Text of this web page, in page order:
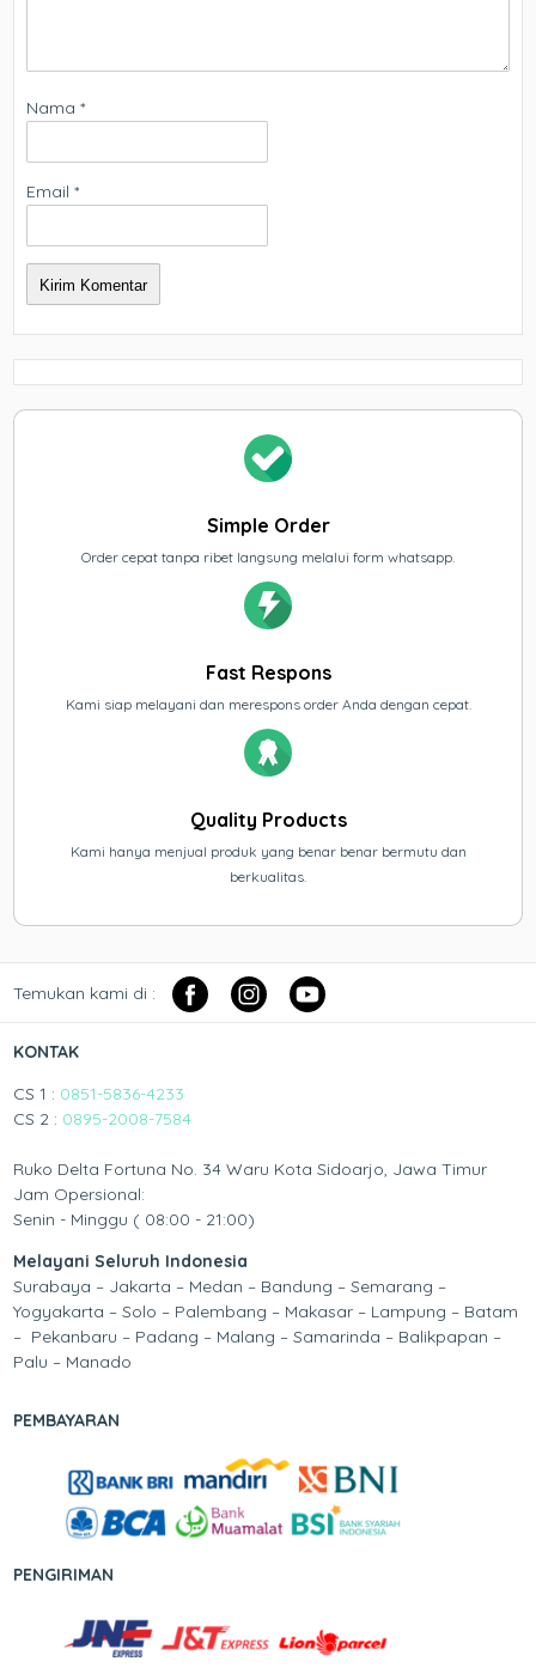
Nama*
Email*
Simple Order
Order cepat tanpa ribet langsung melalui form whatsapp.
Fast Respons
Kami siap melayani dan merespons order Anda dengan cepat.
Quality Products
Kami hanya menjual produk yang benar benar bermutu dan
berkualitas.
Temukan kami di :
KONTAK
CS 1 : 0851-5836-4233
CS 2 : 0895-2008-7584
Ruko Delta Fortuna No. 34 Waru Kota Sidoarjo, Jawa Timur
Jam Opersional:
Senin - Minggu ( 08:00 - 21:00)
Melayani Seluruh Indonesia
Surabaya – Jakarta – Medan – Bandung – Semarang –
Yogyakarta – Solo – Palembang – Makasar – Lampung – Batam
– Pekanbaru – Padang – Malang – Samarinda – Balikpapan –
Palu – Manado
PEMBAYARAN
PENGIRIMAN